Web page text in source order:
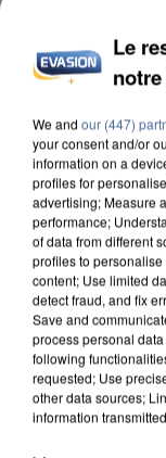
L’UN DES
MAFIA
Le
We and our (447)
your consent and/or
information on a
profiles for
advertising; Measure
performance;
of data from different
profiles to
content; Use limited
detect fraud, and fix
Save and
process personal
following
requested; Use
other data sources;
information